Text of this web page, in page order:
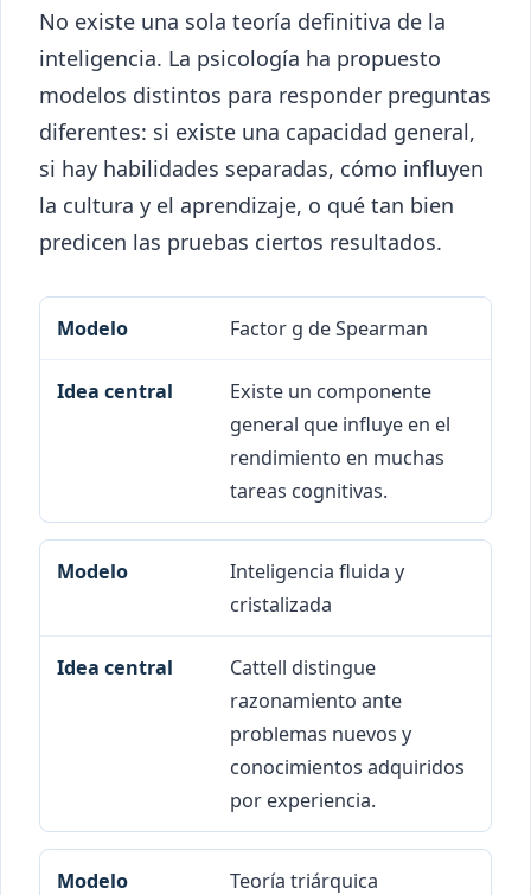
No existe una sola teoría definitiva de la
inteligencia. La psicología ha propuesto
modelos distintos para responder preguntas
diferentes: si existe una capacidad general,
si hay habilidades separadas, cómo influyen
la cultura y el aprendizaje, o qué tan bien
predicen las pruebas ciertos resultados.
Modelo Idea centralFactor g de Spearman
Existe un componente
general que influye en el
rendimiento en muchas
tareas cognitivas.
Inteligencia fluida y
cristalizada
Cattell distingue
razonamiento ante
problemas nuevos y
conocimientos adquiridos
por experiencia.
Teoría triárquica